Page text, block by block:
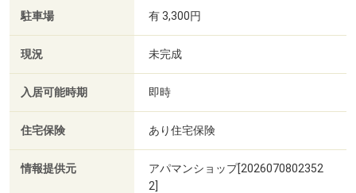
駐車場 有 3,300円
現況 未完成
入居可能時期 即時
住宅保険 あり住宅保険
情報提供元
アパマンショップ[2026070802352
2]